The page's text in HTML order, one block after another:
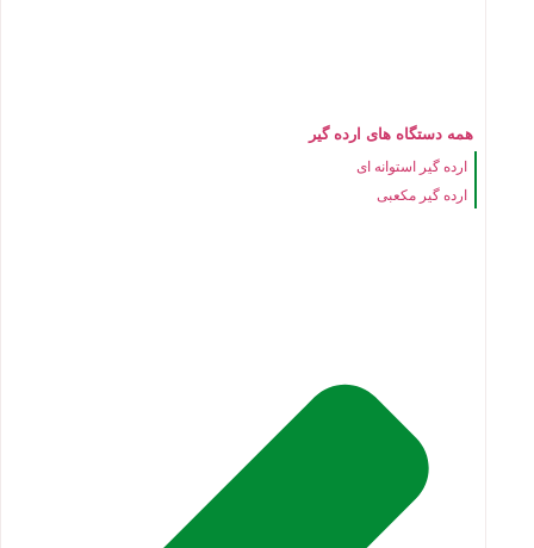
همه دستگاه های ارده گیر
ارده گیر استوانه ای
ارده گیر مکعبی